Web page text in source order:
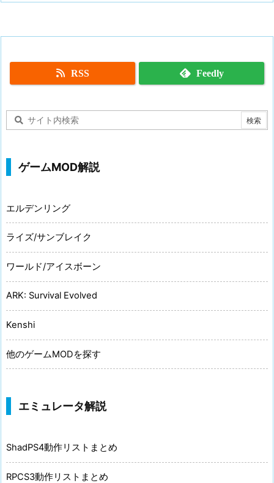
RSS Feedly
ゲームMOD解説
エルデンリング
ライズ/サンブレイク
ワールド/アイスボーン
ARK: Survival Evolved
Kenshi
他のゲームMODを探す
エミュレータ解説
ShadPS4動作リストまとめ
RPCS3動作リストまとめ